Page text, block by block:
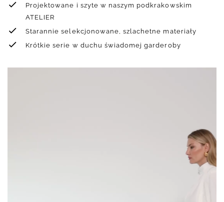
Projektowane i szyte w naszym podkrakowskim
ATELIER
Starannie selekcjonowane, szlachetne materiały
Krótkie serie w duchu świadomej garderoby